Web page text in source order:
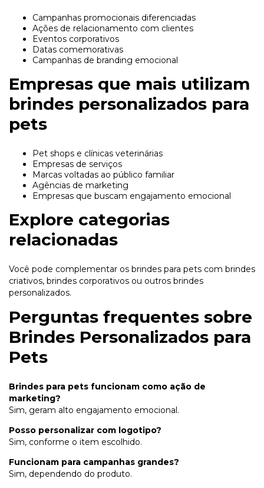
Campanhas promocionais diferenciadas
Ações de relacionamento com clientes
Eventos corporativos
Datas comemorativas
Campanhas de branding emocional
Empresas que mais utilizam
brindes personalizados para
pets
Pet shops e clínicas veterinárias
Empresas de serviços
Marcas voltadas ao público familiar
Agências de marketing
Empresas que buscam engajamento emocional
Explore categorias
relacionadas
Você pode complementar os brindes para pets com brindes
criativos, brindes corporativos ou outros brindes
personalizados.
Perguntas frequentes sobre
Brindes Personalizados para
Pets
Brindes para pets funcionam como ação de
marketing?
Sim, geram alto engajamento emocional.
Posso personalizar com logotipo?
Sim, conforme o item escolhido.
Funcionam para campanhas grandes?
Sim, dependendo do produto.